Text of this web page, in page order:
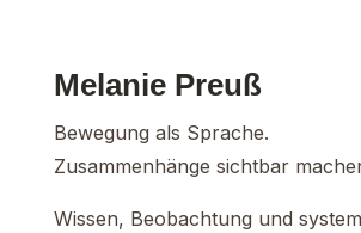
Melanie Preuß
Bewegung als Sprache.
Zusammenhänge sichtbar
Wissen, Beobachtung und